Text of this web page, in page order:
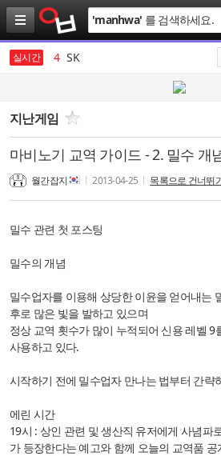
검
색
'manhwa' 를 검색하세요.
실시간
3 살라박살라
4 SK
6 SK텔레콤
SK네트웍스
8 SKT
9 SK이노베이션
10 배인규
1
지난게임
마비노기 교역 가이드 - 2. 밀수 개
월간잡지 2013-04-25 목록으로 건너뛰
밀수 관련 첫 포스팅
밀수의 개념
밀수업자를 이용해 상당한 이윤을 얻어내는
후로 많은 빛을 발하고 있으며
정상 교역 횟수가 많이 누적되어 신용 레벨 9
사용하고 있다.
시작하기 전에 밀수업자 만나는 법부터 간략
에린 시간
19시 : 상인 관련 및 생산직 유저에게 사념파
가 등장한다는 예고와 함께 오늘의 교역품 공